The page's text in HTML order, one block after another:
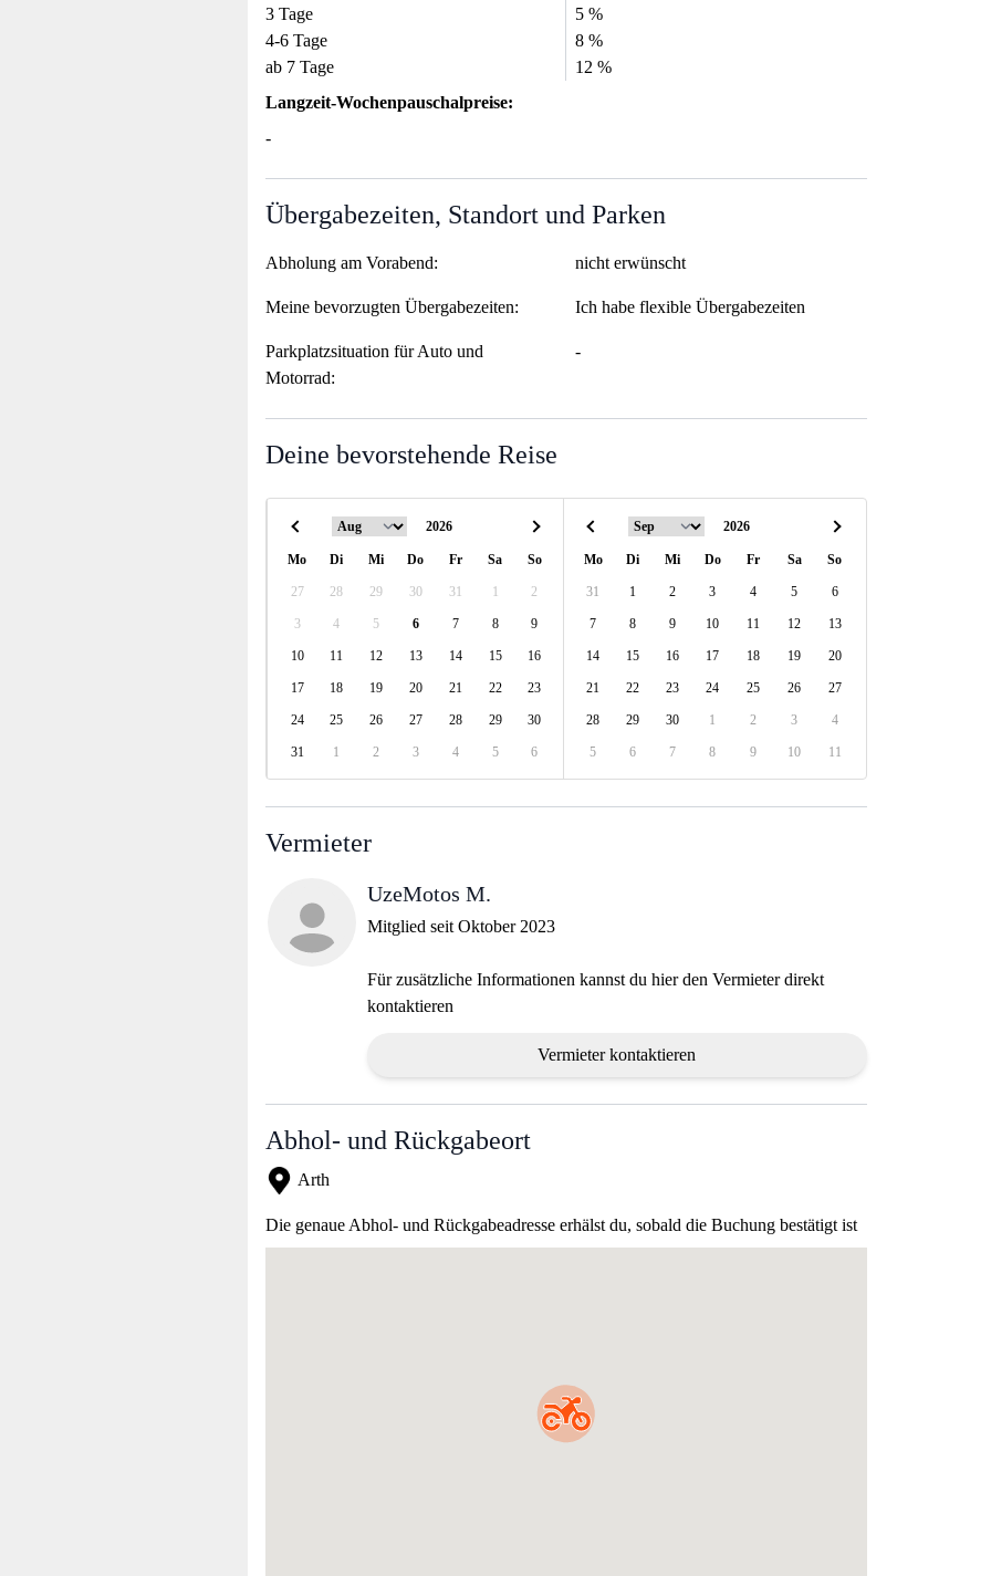
3 Tage
5 %
4-6 Tage
8 %
ab 7 Tage
12 %
Langzeit-Wochenpauschalpreise:
-
Übergabezeiten, Standort und Parken
Abholung am Vorabend: nicht erwünscht
Meine bevorzugten Übergabezeiten: Ich habe flexible Übergabezeiten
Parkplatzsituation für Auto und
Motorrad:
-
Deine bevorstehende Reise
Mo Di Mi Do Fr Sa So
27 28 29 30 31 1 2
3 4 5 6 7 8 9
10 11 12 13 14 15 16
17 18 19 20 21 22 23
24 25 26 27 28 29 30
31 1 2 3 4 5 6
Mo Di Mi Do Fr Sa So
31 1 2 3 4 5 6
7 8 9 10 11 12 13
14 15 16 17 18 19 20
21 22 23 24 25 26 27
28 29 30 1 2 3 4
5 6 7 8 9 10 11
Vermieter
UzeMotos M.
Mitglied seit Oktober 2023
Für zusätzliche Informationen kannst du hier den Vermieter direkt
kontaktieren
Vermieter kontaktieren
Abhol- und Rückgabeort
Arth
Die genaue Abhol- und Rückgabeadresse erhälst du, sobald die Buchung bestätigt ist